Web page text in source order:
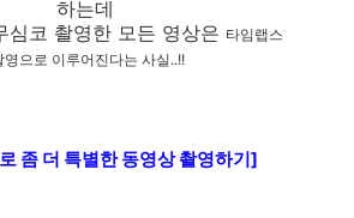
하는데
심코 촬영한 모든 영상은 타임랩스
영으로 이루어진다는 사실..!!
좀 더 특별한 동영상 촬영하기]